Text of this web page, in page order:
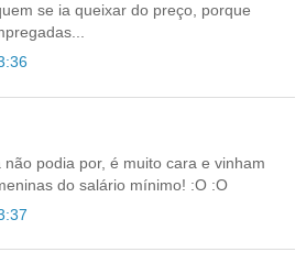
se ia queixar do preço, porque
não podia por, é muito cara e vinham
do salário mínimo! :O :O